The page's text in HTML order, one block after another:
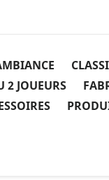
2 JOUEURS